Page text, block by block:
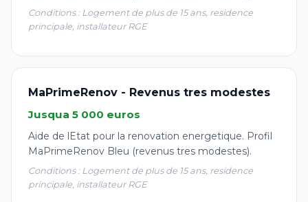
Conditions : Logement de plus de 15 ans, residence
principale, installateur RGE
MaPrimeRenov - Revenus tres modestes
Jusqua 5 000 euros
Aide de lEtat pour la renovation energetique. Profil
MaPrimeRenov Bleu (revenus tres modestes).
Conditions : Logement de plus de 15 ans, residence
principale, installateur RGE